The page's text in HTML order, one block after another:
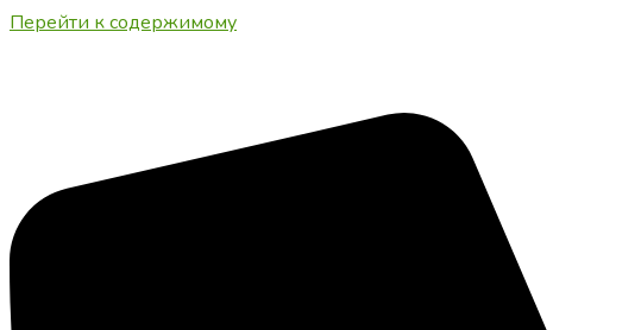
Перейти к содержимому